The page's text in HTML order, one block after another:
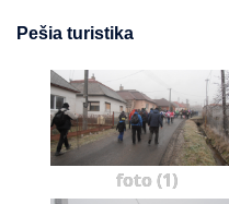
Pešia turistika
foto (1)